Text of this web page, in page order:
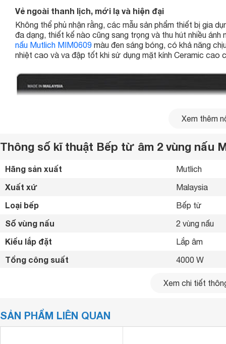
Vẻ ngoài thanh lịch, mới lạ và hiện đại
Không thể phủ nhận rằng, các mẫu sản phẩm thiết bị gia
đa dạng, thiết kế nào cũng sang trọng và thu hút nhiều
nấu Mutlich MIM0609 màu đen sáng bóng, có khả năng
nhiệt cao và va đập tốt khi sử dụng mặt kính Ceramic cao
Bảng điều khiển riêng biệt siêu nhạy
Xem thêm
Thông số kĩ thuật Bếp từ âm 2 vùng nấu
Hãng sản xuất Mutlich
Xuất xứ Malaysia
Loại bếp Bếp từ
Số vùng nấu 2 vùng nấu
Kiểu lắp đặt Lắp âm
Tổng công suất 4000 W
Bếp từ trái
2100W
Chất liệu mặt bếp Mặt kính
Xem chi tiết
SẢN PHẨM LIÊN QUAN